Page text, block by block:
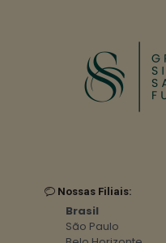
Nossas Filiais:
Brasil
São Paulo